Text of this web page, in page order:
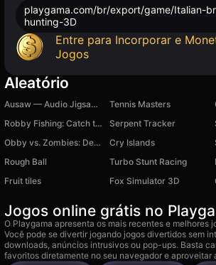
playgama.com/br/export/game/Italian-
hunting-3D
Entre para Incorporar e
Jogos
Aleatório
Ausaw — Audio Jigsaw Puzzle by Auzle Tennis Masters
Robby Fishing: Catch them all!
Serpent Tracker
Obby vs. Zombies: Dead Rails
Cry Islands
Rough Ball
Turbo Stunt Racing
Fruit tiles
Fox Simulator 3D
Jogos online grátis no
O Playgama apresenta os mais recentes e melhores
Você pode se divertir jogando jogos divertidos sem
downloads, anúncios intrusivos ou pop-ups. Basta
favoritos diretamente no seu navegador e aproveitar